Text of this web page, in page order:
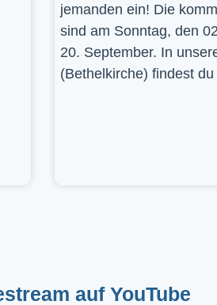
jemanden ein! Die
sind am Sonntag, den
20. September. In
(Bethelkirche) findest
auf YouTube